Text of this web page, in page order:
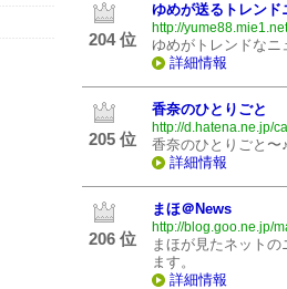
204 位
ゆめが送るトレンド
http://
ゆめがトレンドな
詳細情報
205 位
香奈のひとりごと
http://d.hatena.ne.jp/
香奈のひとりごと〜
詳細情報
206 位
まほ＠News
http://blog.goo.ne.jp/
まほが見たネット
ます。
詳細情報